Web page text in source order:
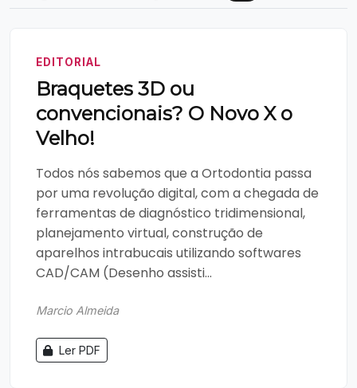
EDITORIAL
Braquetes 3D ou
convencionais? O Novo X o
Velho!
Todos nós sabemos que a Ortodontia passa
por uma revolução digital, com a chegada de
ferramentas de diagnóstico tridimensional,
planejamento virtual, construção de
aparelhos intrabucais utilizando softwares
CAD/CAM (Desenho assisti...
Marcio Almeida
Ler PDF